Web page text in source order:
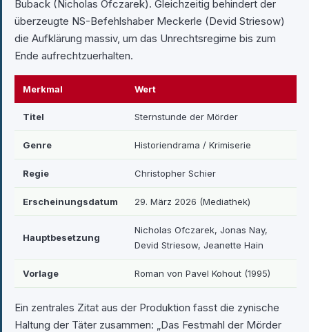
Buback (Nicholas Ofczarek). Gleichzeitig behindert der
überzeugte NS-Befehlshaber Meckerle (Devid Striesow)
die Aufklärung massiv, um das Unrechtsregime bis zum
Ende aufrechtzuerhalten.
Merkmal Wert
Titel Sternstunde der Mörder
Genre Historiendrama / Krimiserie
Regie Christopher Schier
Erscheinungsdatum 29. März 2026 (Mediathek)
Hauptbesetzung
Nicholas Ofczarek, Jonas Nay,
Devid Striesow, Jeanette Hain
Vorlage Roman von Pavel Kohout (1995)
Ein zentrales Zitat aus der Produktion fasst die zynische
Haltung der Täter zusammen: „Das Festmahl der Mörder